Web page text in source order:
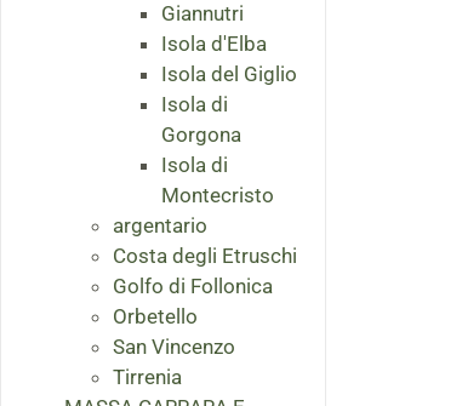
Giannutri
Isola d'Elba
Isola del Giglio
Isola di
Gorgona
Isola di
Montecristo
argentario
Costa degli Etruschi
Golfo di Follonica
Orbetello
San Vincenzo
Tirrenia